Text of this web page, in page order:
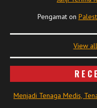
Pengamaton
View
Menjadi Tenaga Medis,